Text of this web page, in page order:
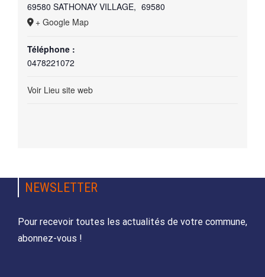
69580 SATHONAY VILLAGE, 69580
+ Google Map
Téléphone :
0478221072
Voir Lieu site web
NEWSLETTER
Pour recevoir toutes les actualités de votre commune,
abonnez-vous !